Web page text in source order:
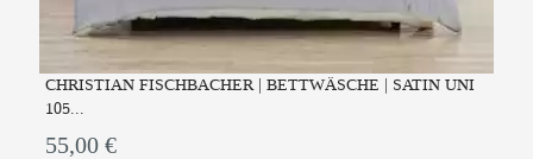
CHRISTIAN FISCHBACHER | BETTWÄSCHE | SATIN UNI
105...
55,00 €